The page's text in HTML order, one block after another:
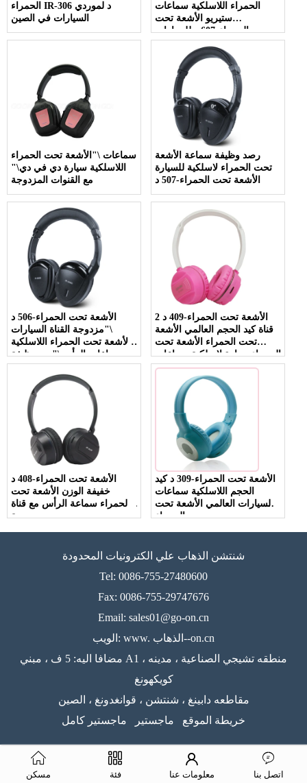
الحمراء IR-306 د لموردي
السيارات في الصين
الحمراء اللاسلكية سماعات
ستيريو الأشعة تحت
الحمراء-607 د للسيارات
سماعات \"الأشعة تحت الحمراء
اللاسلكية سيارة دي في دي\"
مع القنوات المزدوجة
رصد وظيفة سماعة الأشعة
تحت الحمراء لاسلكية للسيارة
الأشعة تحت الحمراء-507 د
الأشعة تحت الحمراء-506 د
\"مزدوجة القناة السيارات
الأشعة تحت الحمراء اللاسلكية
سماعات الرأس\" مع وظيفة
\"كتم السيارات\"
الأشعة تحت الحمراء-409 د 2
قناة كيد الحجم العالمي الأشعة
تحت الحمراء الأشعة تحت
الحمراء سيارة لاسلكية سماعات
الرأس
الأشعة تحت الحمراء-408 د
خفيفة الوزن الأشعة تحت
الحمراء سماعة الرأس مع قناة
مزدوجة
الأشعة تحت الحمراء-309 د كيد
الحجم اللاسلكية سماعات
السيارات العالمي الأشعة تحت
الحمراء
شنتشن الذهاب علي الكترونيات المحدودة
Tel: 0086-755-27480600
Fax: 0086-755-29747676
Email: sales01@go-on.cn
الويب: www. الذهاب--on.cn
مضافا اليه: 5 ف ، مبني A1 ، منطقه تشيجي الصناعية ، مدينه
كويكهونغ
مقاطعه دابينغ ، شنتشن ، قوانغدونغ ، الصين
خريطة الموقع
ماجستير ماجستير كامل
مسكن فئة معلومات عنا اتصل بنا